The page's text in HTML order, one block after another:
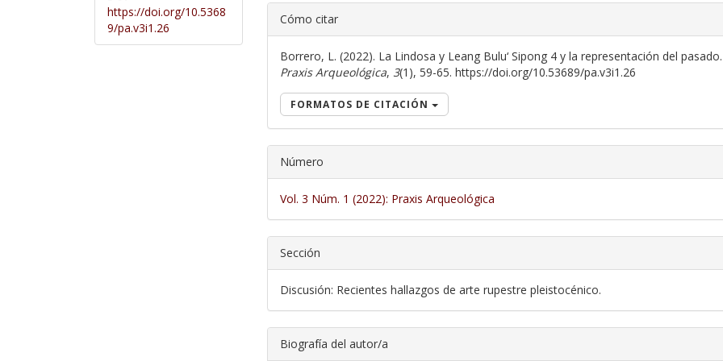
https://doi.org/10.5368
9/pa.v3i1.26
Cómo citar
Borrero, L. (2022). La Lindosa y Leang Bulu‘ Sipong 4 y la representación del pasado.
Praxis Arqueológica, 3(1), 59-65. https://doi.org/10.53689/pa.v3i1.26
FORMATOS DE CITACIÓN
Número
Vol. 3 Núm. 1 (2022): Praxis Arqueológica
Sección
Discusión: Recientes hallazgos de arte rupestre pleistocénico.
Biografía del autor/a